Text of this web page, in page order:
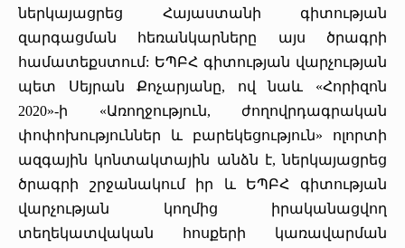
ներկայացրեց Հայաստանի գիտության
զարգացման հեռանկարները այս ծրագրի
համատեքստում: ԵՊԲՀ գիտության վարչության
պետ Սեյրան Քոչարյանը, ով նաև «Հորիզոն
2020»-ի «Առողջություն, ժողովրդագրական
փոփոխություններ և բարեկեցություն» ոլորտի
ազգային կոնտակտային անձն է, ներկայացրեց
ծրագրի շրջանակում իր և ԵՊԲՀ գիտության
վարչության կողմից իրականացվող
տեղեկատվական հոսքերի կառավարման